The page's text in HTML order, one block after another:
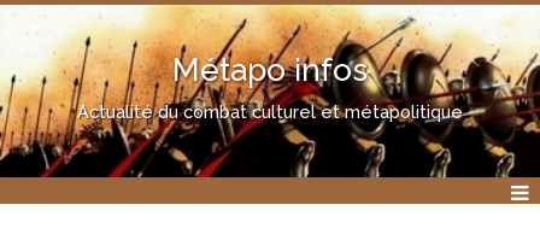
Métapo infos
Actualité du combat culturel et métapolitique